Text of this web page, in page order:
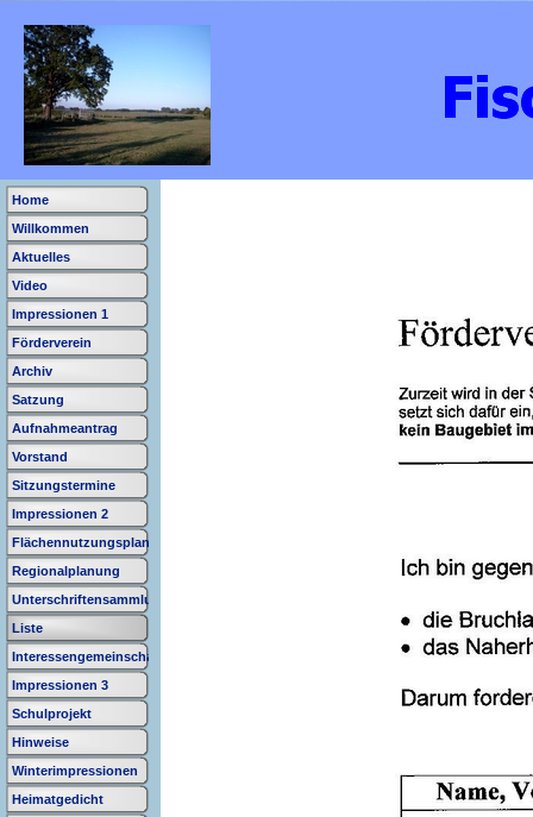
Home
Willkommen
Aktuelles
Video
Impressionen 1
Förderverein
Archiv
Satzung
Aufnahmeantrag
Vorstand
Sitzungstermine
Impressionen 2
Flächennutzungsplan
Regionalplanung
Unterschriftensammlung
Liste
Interessengemeinschaft
Impressionen 3
Schulprojekt
Hinweise
Winterimpressionen
Heimatgedicht